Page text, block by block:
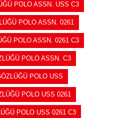
POLO ASSN. USS C3
POLO ASSN. 0261
POLO ASSN. 0261 C3
POLO ASSN. C3
POLO USS
POLO USS 0261
POLO USS 0261 C3